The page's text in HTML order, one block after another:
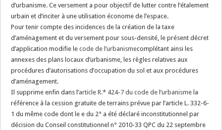
d’urbanisme. Ce versement a pour objectif de lutter contre l’étalement
urbain et d’inciter à une utilisation économe de l’espace.
Pour tenir compte des incidences de la création de la taxe
d’aménagement et du versement pour sous-densité, le présent décret
d’application modifie lecode de l’urbanismecomplétant ainsi les
annexes des plans locaux d’urbanisme, les règles relatives aux
procédures d’autorisations d’occupation du sol et aux procédures
d’aménagement.
Il supprime enfin dans l’article R.* 424-7 du code de l’urbanisme la
référence à la cession gratuite de terrains prévue par l’article L. 332-6-
1 du même code dont le e du 2° a été déclaré inconstitutionnel par
décision du Conseil constitutionnel n° 2010-33 QPC du 22 septembre